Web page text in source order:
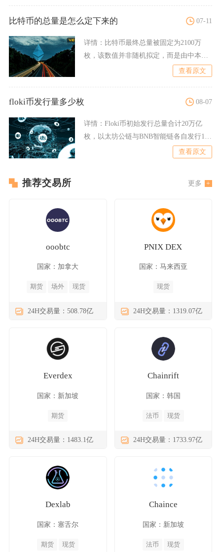
比特币的总量是怎么定下来的 07-11
详情： 比特币最终总量被固定为2100万
枚，该数值并非随机拟定，而是由中本聪
查看原文
floki币发行量多少枚 08-07
详情： Floki币初始发行总量合计20万亿
枚，以太坊公链与BNB智能链各自发行10
查看原文
推荐交易所 更多
ooobtc
国家：加拿大
期货 场外 现货
24H交易量：508.78亿
PNIX DEX
国家：马来西亚
现货
24H交易量：1319.07亿
Everdex
国家：新加坡
期货
24H交易量：1483.1亿
Chainrift
国家：韩国
法币 现货
24H交易量：1733.97亿
Dexlab
国家：塞舌尔
期货 现货
Chaince
国家：新加坡
法币 现货